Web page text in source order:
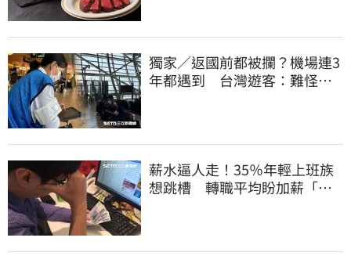
獨家／返國前都被攔？機場連3
年都遇到 台灣遊客：難怪日
薪水逼人走！35％年輕上班族
想跳槽 轉職平均盼加薪「破